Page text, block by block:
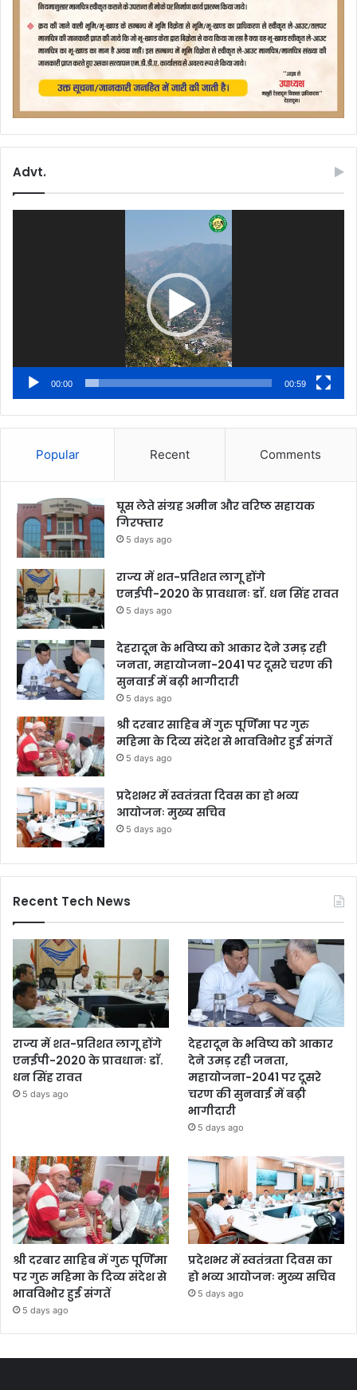
Advt.
00:00 00:59
Popular Recent Comments
घूस लेते संग्रह अमीन और वरिष्ठ सहायक
गिरफ्तार
5 days ago
राज्य में शत-प्रतिशत लागू होंगे
एनईपी-2020 के प्रावधानः डाॅ. धन सिंह रावत
5 days ago
देहरादून के भविष्य को आकार देने उमड़ रही
जनता, महायोजना-2041 पर दूसरे चरण की
सुनवाई में बढ़ी भागीदारी
5 days ago
श्री दरबार साहिब में गुरु पूर्णिमा पर गुरु
महिमा के दिव्य संदेश से भावविभोर हुई संगतें
5 days ago
प्रदेशभर में स्वतंत्रता दिवस का हो भव्य
आयोजनः मुख्य सचिव
5 days ago
Recent Tech News
राज्य में शत-प्रतिशत लागू होंगे
एनईपी-2020 के प्रावधानः डाॅ.
धन सिंह रावत
5 days ago
देहरादून के भविष्य को आकार
देने उमड़ रही जनता,
महायोजना-2041 पर दूसरे
चरण की सुनवाई में बढ़ी
भागीदारी
5 days ago
श्री दरबार साहिब में गुरु पूर्णिमा
पर गुरु महिमा के दिव्य संदेश से
भावविभोर हुई संगतें
5 days ago
प्रदेशभर में स्वतंत्रता दिवस का
हो भव्य आयोजनः मुख्य सचिव
5 days ago